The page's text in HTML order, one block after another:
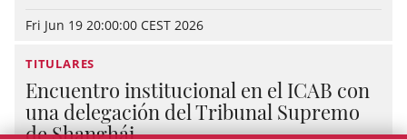
Fri Jun 19 20:00:00 CEST 2026
TITULARES
Encuentro institucional en el ICAB con
una delegación del Tribunal Supremo